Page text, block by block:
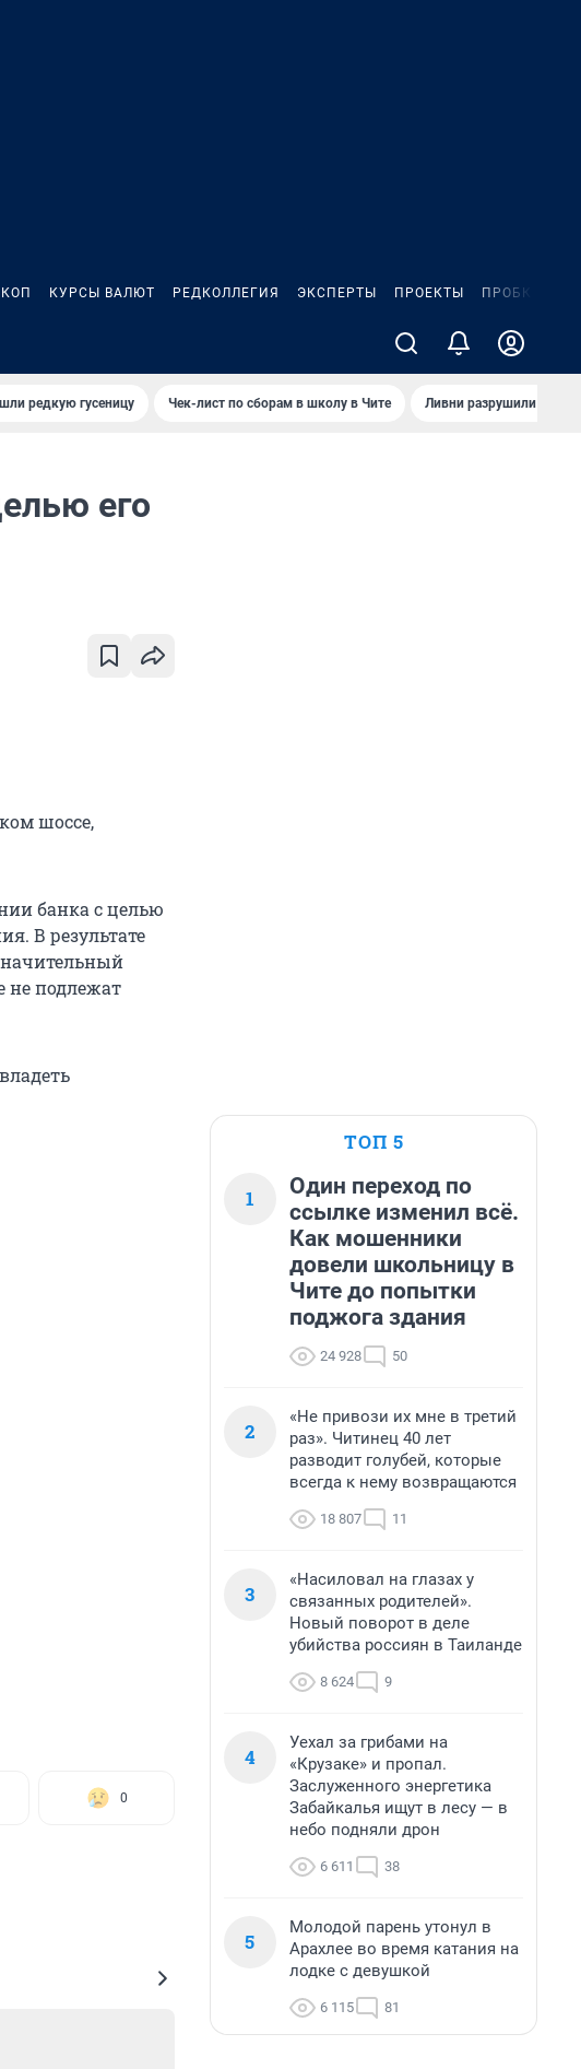
КУРСЫ ВАЛЮТ РЕДКОЛЛЕГИЯ ЭКСПЕРТЫ ПРОЕКТЫ ПРОБКИ
редкую гусеницу Чек-лист по сборам в школу в Чите Ливни разрушили
его
шоссе,
банка с целью
В результате
не подлежат
0
ТОП 5
1
Один переход по
ссылке изменил всё.
Как мошенники
довели школьницу в
Чите до попытки
поджога здания
24 928 50
2
«Не привози их мне в третий
раз». Читинец 40 лет
разводит голубей, которые
всегда к нему возвращаются
18 807 11
3
«Насиловал на глазах у
связанных родителей».
Новый поворот в деле
убийства россиян в Таиланде
8 624 9
4
Уехал за грибами на
«Крузаке» и пропал.
Заслуженного энергетика
Забайкалья ищут в лесу — в
небо подняли дрон
6 611 38
5
Молодой парень утонул в
Арахлее во время катания на
лодке с девушкой
6 115 81